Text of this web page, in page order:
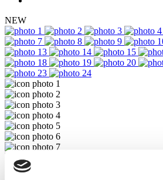
NEW